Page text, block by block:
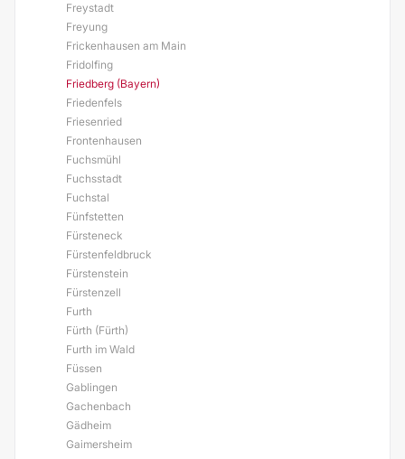
Freystadt
Freyung
Frickenhausen am Main
Fridolfing
Friedberg (Bayern)
Friedenfels
Friesenried
Frontenhausen
Fuchsmühl
Fuchsstadt
Fuchstal
Fünfstetten
Fürsteneck
Fürstenfeldbruck
Fürstenstein
Fürstenzell
Furth
Fürth (Fürth)
Furth im Wald
Füssen
Gablingen
Gachenbach
Gädheim
Gaimersheim